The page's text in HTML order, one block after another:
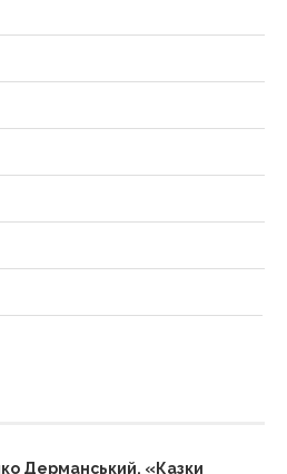
Дерманський. «Казки